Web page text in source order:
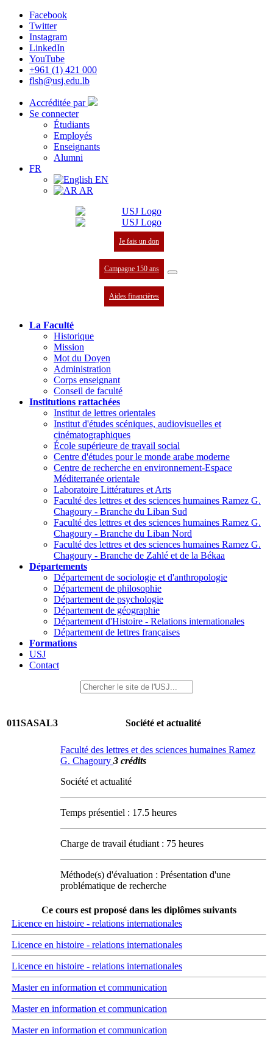
Facebook
Twitter
Instagram
LinkedIn
YouTube
+961 (1) 421 000
flsh@usj.edu.lb
Accréditée par
Se connecter
Étudiants
Employés
Enseignants
Alumni
FR
EN
AR
Je fais un don
Campagne 150 ans
Aides financières
La Faculté
Historique
Mission
Mot du Doyen
Administration
Corps enseignant
Conseil de faculté
Institutions rattachées
Institut de lettres orientales
Institut d'études scéniques, audiovisuelles et
cinématographiques
École supérieure de travail social
Centre d'études pour le monde arabe moderne
Centre de recherche en environnement-Espace
Méditerranée orientale
Laboratoire Littératures et Arts
Faculté des lettres et des sciences humaines Ramez G.
Chagoury - Branche du Liban Sud
Faculté des lettres et des sciences humaines Ramez G.
Chagoury - Branche du Liban Nord
Faculté des lettres et des sciences humaines Ramez G.
Chagoury - Branche de Zahlé et de la Békaa
Départements
Département de sociologie et d'anthropologie
Département de philosophie
Département de psychologie
Département de géographie
Département d'Histoire - Relations internationales
Département de lettres françaises
Formations
USJ
Contact
011SASAL3 Société et actualité
Faculté des lettres et des sciences humaines Ramez
G. Chagoury 3 crédits
Société et actualité
Temps présentiel : 17.5 heures
Charge de travail étudiant : 75 heures
Méthode(s) d'évaluation : Présentation d'une
problématique de recherche
Ce cours est proposé dans les diplômes suivants
Licence en histoire - relations internationales
Licence en histoire - relations internationales
Licence en histoire - relations internationales
Master en information et communication
Master en information et communication
Master en information et communication